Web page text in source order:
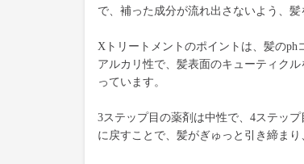
で、補った成分が流れ出さないよう、髪
Xトリートメントのポイントは、髪のph
アルカリ性で、髪表面のキューティク
っています。
3ステップ目の薬剤は中性で、4ステッ
に戻すことで、髪がぎゅっと引き締まり